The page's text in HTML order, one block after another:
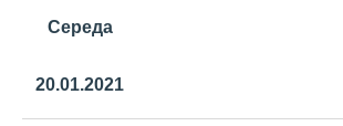
Середа
20.01.2021